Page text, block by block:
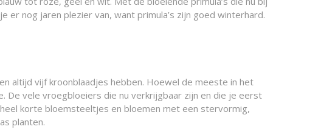
er nog jaren plezier van, want primula’s zijn goed winterhard.
altijd vijf kroonblaadjes hebben. Hoewel de meeste in het
De vele vroegbloeiers die nu verkrijgbaar zijn en die je eerst
korte bloemsteeltjes en bloemen met een stervormig,
planten.